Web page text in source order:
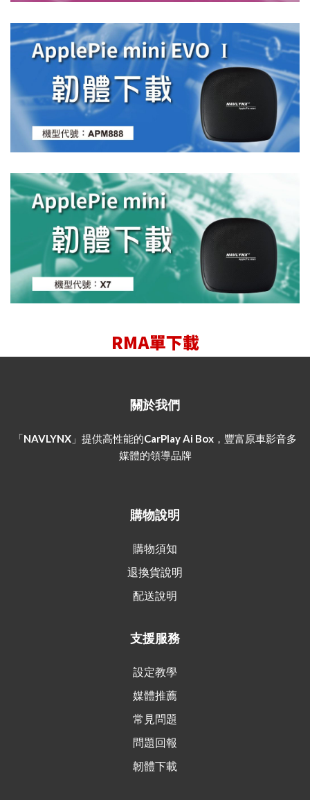
RMA單下載
關於我們
「NAVLYNX」提供高性能的CarPlay Ai Box，豐富原車影音多
媒體的領導品牌
購物說明
購物須知
退換貨說明
配送說明
支援服務
設定教學
媒體推薦
常見問題
問題回報
韌體下載